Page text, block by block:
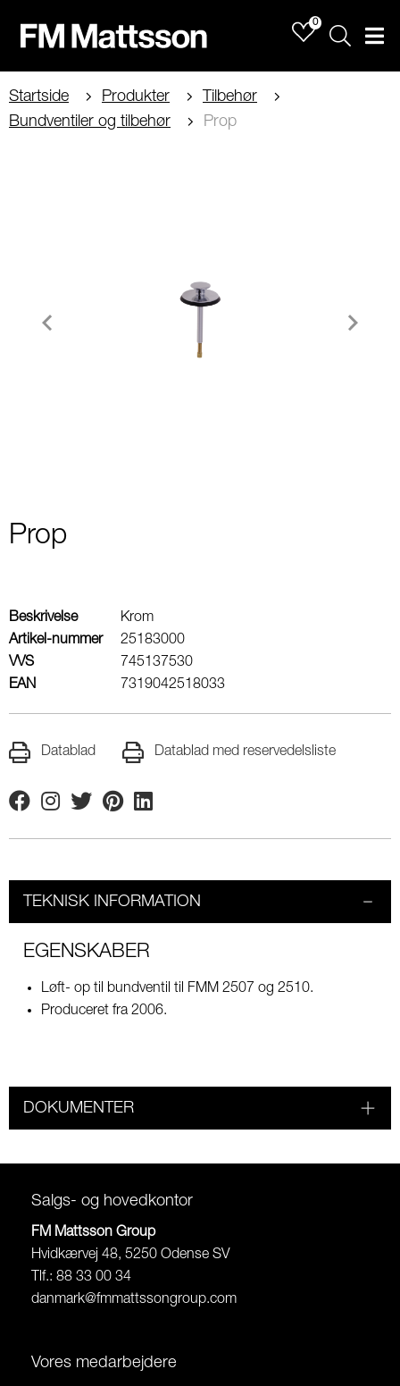
0
Sök
Startside Produkter
Tilbehør
Bundventiler og tilbehør
Prop
Prop
Beskrivelse
Krom
Artikel-nummer
25183000
VVS
745137530
EAN
7319042518033
Datablad Datablad med reservedelsliste
FacebookInstagram
TwitterPinterestLinkedin
TEKNISK INFORMATION
EGENSKABER
Løft- op til bundventil til FMM 2507 og 2510.
Produceret fra 2006.
DOKUMENTER
Salgs- og hovedkontor
FM Mattsson Group
Hvidkærvej 48, 5250 Odense SV
Tlf.: 88 33 00 34
danmark@fmmattssongroup.com
Vores medarbejdere